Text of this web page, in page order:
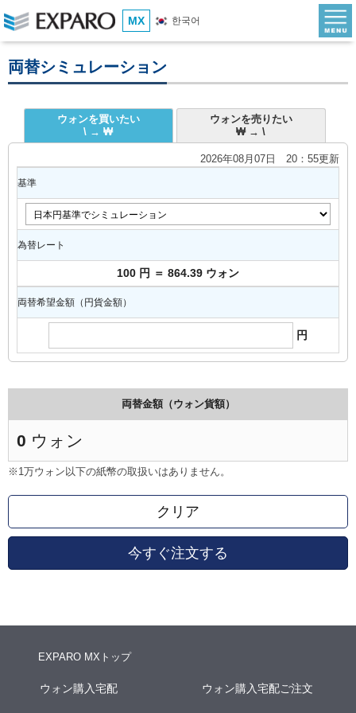
MX 한국어
両替シミュレーション
ウォンを買いたい
\ → ₩
ウォンを売りたい
₩ → \
2026年08月07日 20：55更新
基準
為替レート
100 円 ＝ 864.39 ウォン
両替希望金額（円貨金額）
円
両替金額（ウォン貨額）
0 ウォン
※1万ウォン以下の紙幣の取扱いはありません。
クリア
今すぐ注文する
EXPARO MXトップ
ウォン購入宅配 ウォン購入宅配ご注文